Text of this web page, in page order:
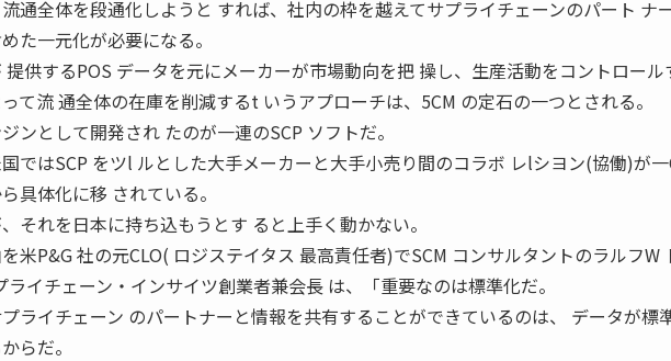
通全体を段通化しようと すれば、社内の枠を越えてサプライチェーンのパート ナ
た一元化が必要になる。
提供するPOS データを元にメーカーが市場動向を把 操し、生産活動をコントロール
て流 通全体の在庫を削減するt いうアプローチは、5CM の定石の一つとされる。
ンとして開発され たのが一連のSCP ソフトだ。
ではSCP をツl ルとした大手メーカーと大手小売り間のコラボ レlシヨン(協働)が
具体化に移 されている。
それを日本に持ち込もうとす ると上手く動かない。
米P&G 社の元CLO( ロジステイタス 最高責任者)でSCM コンサルタントのラルフW
ライチェーン・インサイツ創業者兼会長 は、「重要なのは標準化だ。
ライチェーン のパートナーと情報を共有することができているのは、 データが標
らだ。